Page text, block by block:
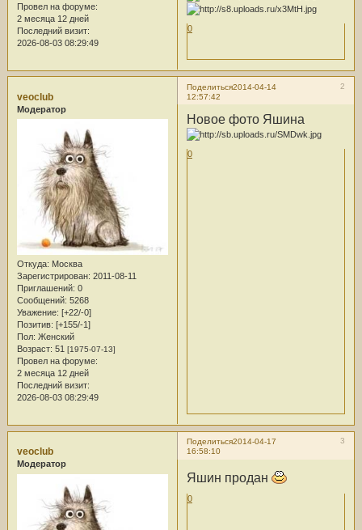
Провел на форуме:
2 месяца 12 дней
Последний визит:
2026-08-03 08:29:49
0
Поделиться 2
2014-04-14
12:57:42
veoclub
Модератор
Откуда: Москва
Зарегистрирован: 2011-08-11
Приглашений: 0
Сообщений: 5268
Уважение: [+22/-0]
Позитив: [+155/-1]
Пол: Женский
Возраст: 51 [1975-07-13]
Провел на форуме:
2 месяца 12 дней
Последний визит:
2026-08-03 08:29:49
Новое фото Яшина
0
Поделиться 3
2014-04-17
16:58:10
veoclub
Модератор
Яшин продан
0